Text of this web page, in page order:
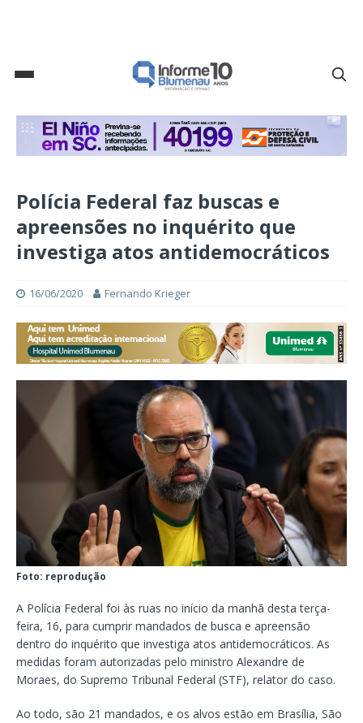
Polícia Federal faz buscas e
apreensões no inquérito que
investiga atos antidemocráticos
16/06/2020 Fernando Krieger
Foto: reprodução
A Polícia Federal foi às ruas no início da manhã desta terça-
feira, 16, para cumprir mandados de busca e apreensão
dentro do inquérito que investiga atos antidemocráticos. As
medidas foram autorizadas pelo ministro Alexandre de
Moraes, do Supremo Tribunal Federal (STF), relator do caso.
Ao todo, são 21 mandados, e os alvos estão em Brasília, São